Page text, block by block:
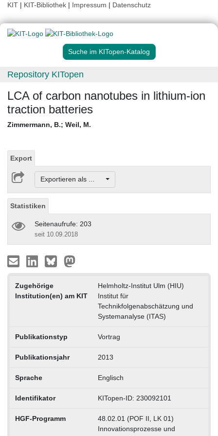
KIT | KIT-Bibliothek | Impressum | Datenschutz
Suche im KITopen-Katalog
Repository KITopen
LCA of carbon nanotubes in lithium-ion
traction batteries
Zimmermann, B.; Weil, M.
Export
Exportieren als ...
Statistiken
Seitenaufrufe: 203
seit 10.09.2018
Zugehörige
Institution(en) am KIT
Helmholtz-Institut Ulm (HIU)
Institut für
Technikfolgenabschätzung und
Systemanalyse (ITAS)
Publikationstyp Vortrag
Publikationsjahr 2013
Sprache Englisch
Identifikator KITopen-ID: 230092101
HGF-Programm
48.02.01 (POF II, LK 01)
Innovationsprozesse und